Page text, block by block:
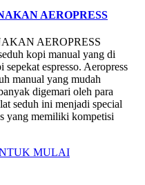
AEROPRESS
AEROPRESS
kopi manual yang di
espresso. Aeropress
manual yang mudah
digemari oleh para
seduh ini menjadi special
yang memiliki kompetisi